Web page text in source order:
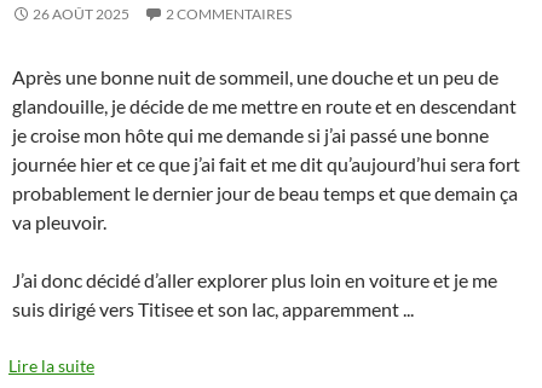
26 AOÛT 2025 2 COMMENTAIRES
Après une bonne nuit de sommeil, une douche et un peu de
glandouille, je décide de me mettre en route et en descendant
je croise mon hôte qui me demande si j’ai passé une bonne
journée hier et ce que j’ai fait et me dit qu’aujourd’hui sera fort
probablement le dernier jour de beau temps et que demain ça
va pleuvoir.
J’ai donc décidé d’aller explorer plus loin en voiture et je me
suis dirigé vers Titisee et son lac, apparemment...
Lire la suite